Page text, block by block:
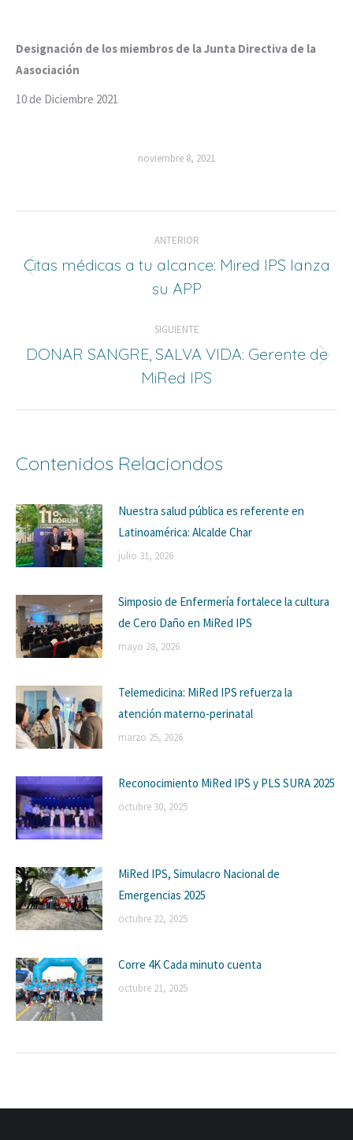
Designación de los miembros de la Junta Directiva de la
Aasociación
10 de Diciembre 2021
noviembre 8, 2021
de
ANTERIOR
Entrada
anterior:
Citas médicas a tu alcance: Mired IPS lanza
su APP
SIGUIENTE
Siguiente
entrada:
DONAR SANGRE, SALVA VIDA: Gerente de
MiRed IPS
Contenidos Relaciondos
Nuestra salud pública es referente en
Latinoamérica: Alcalde Char
julio 31, 2026
Simposio de Enfermería fortalece la cultura
de Cero Daño en MiRed IPS
mayo 28, 2026
Telemedicina: MiRed IPS refuerza la
atención materno-perinatal
marzo 25, 2026
Reconocimiento MiRed IPS y PLS SURA 2025
octubre 30, 2025
MiRed IPS, Simulacro Nacional de
Emergencias 2025
octubre 22, 2025
Corre 4K Cada minuto cuenta
octubre 21, 2025